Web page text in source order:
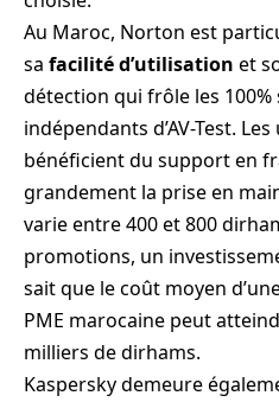
Au Maroc, Norton est
sa facilité d’utilisation et
détection qui frôle les 100%
indépendants d’AV-Test.
bénéficient du support en
grandement la prise en
varie entre 400 et 800
promotions, un
sait que le coût moyen
PME marocaine peut
milliers de dirhams.
Kaspersky demeure